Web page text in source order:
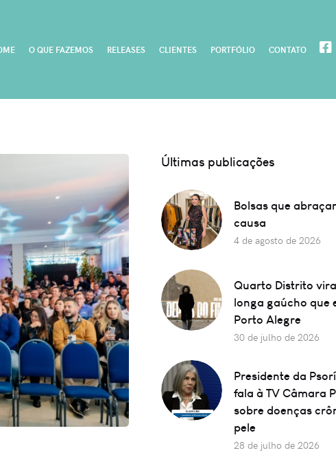
O QUE FAZEMOS RELEASES CLIENTES PORTFÓLIO CONTATO
Últimas publicações
Bolsas que
causa
4 de agosto de 2026
Quarto Distrito
longa gaúcho que
Porto Alegre
30 de julho de 2026
Presidente da
fala à TV Câmara
sobre doenças
pele
28 de julho de 2026